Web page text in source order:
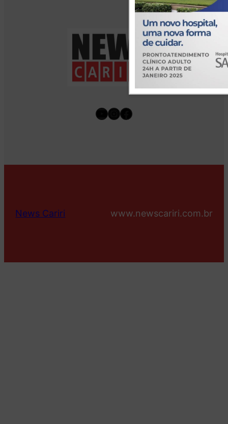
Youtube
Instagram
Facebook
News Cariri www.newscariri.com.br